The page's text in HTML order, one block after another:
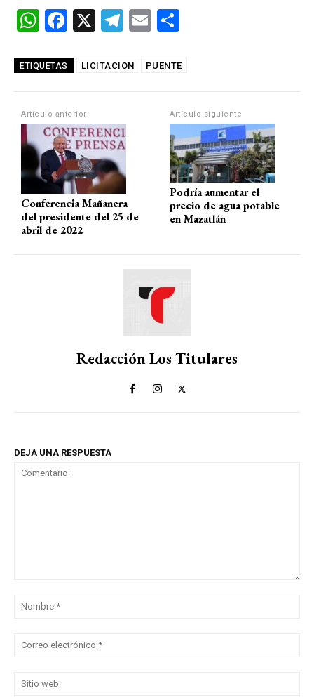
W
at
A
p
p
F
ce
o
o
k
X
T
e
m
E
ail m
ar
tir
ETIQUETAS LICITACION PUENTE
Artículo anterior
Conferencia Mañanera
del presidente del 25 de
abril de 2022
Artículo siguiente
Podría aumentar el
precio de agua potable
en Mazatlán
Redacción Los Titulares
DEJA UNA RESPUESTA